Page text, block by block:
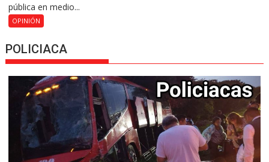
pública en medio...
OPINIÓN
POLICIACA